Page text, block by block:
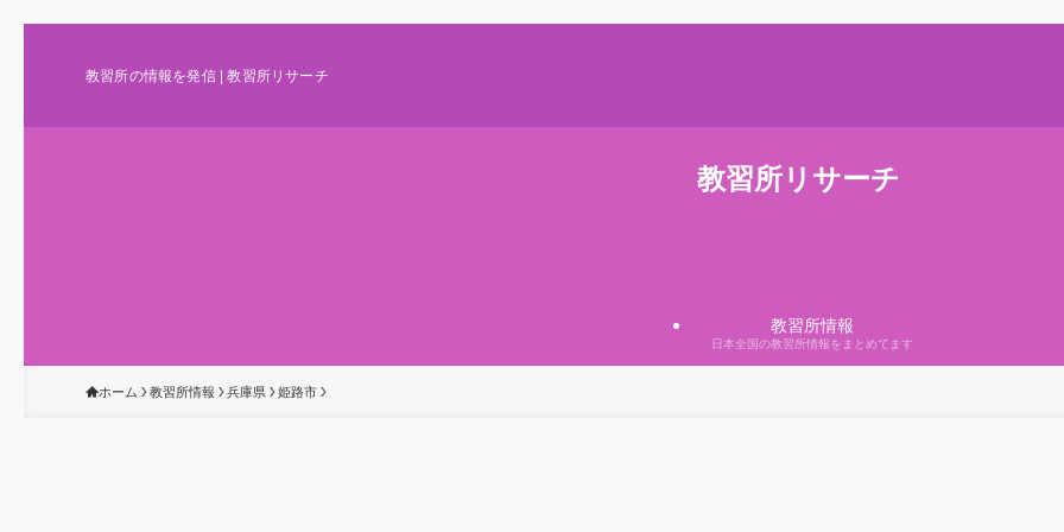
教習所の情報を発信 | 教習所リサーチ
教習所リサーチ
教習所情報
日本全国の教習所情報をまとめてます
ホーム 教習所情報 兵庫県 姫路市